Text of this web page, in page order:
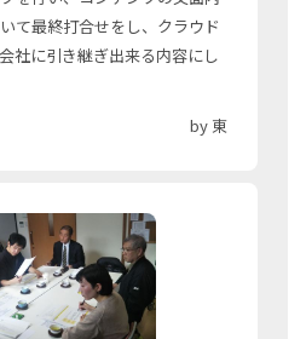
て最終打合せをし、クラウド
社に引き継ぎ出来る内容にし
by 東